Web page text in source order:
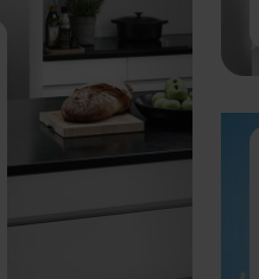
Last ned
Last ned